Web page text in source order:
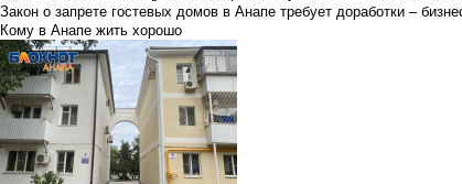
Закон о запрете гостевых домов в Анапе требует доработки –
Кому в Анапе жить хорошо